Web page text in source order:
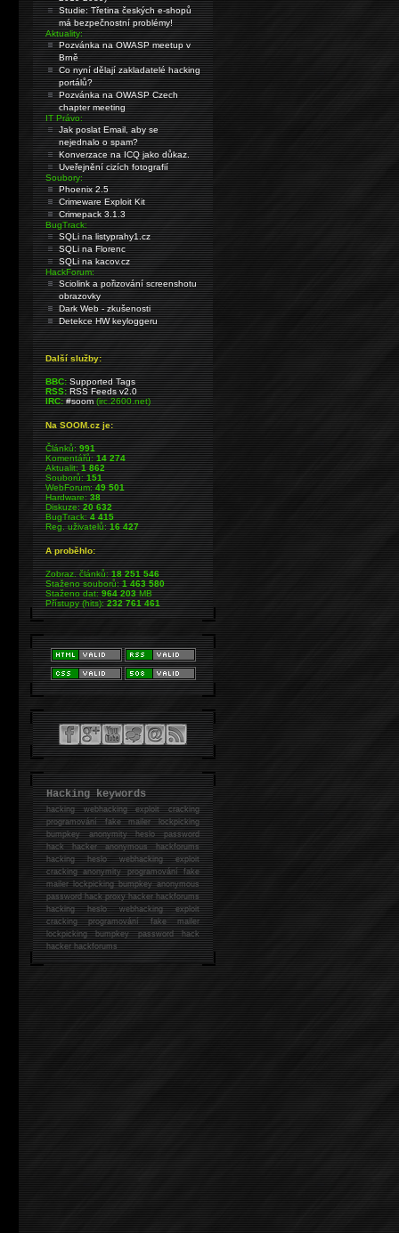
Studie: Třetina českých e-shopů
má bezpečnostní problémy!
Aktuality:
Pozvánka na OWASP meetup v
Brně
Co nyní dělají zakladatelé hacking
portálů?
Pozvánka na OWASP Czech
chapter meeting
IT Právo:
Jak poslat Email, aby se
nejednalo o spam?
Konverzace na ICQ jako důkaz.
Uveřejnění cizích fotografií
Soubory:
Phoenix 2.5
Crimeware Exploit Kit
Crimepack 3.1.3
BugTrack:
SQLi na listyprahy1.cz
SQLi na Florenc
SQLi na kacov.cz
HackForum:
Sciolink a pořizování screenshotu
obrazovky
Dark Web - zkušenosti
Detekce HW keyloggeru
Další služby:
BBC: Supported Tags
RSS: RSS Feeds v2.0
IRC: #soom(irc.2600.net)
Na SOOM.cz je:
Článků:991
Komentářů:14 274
Aktualit:1 862
Souborů:151
WebForum:49 501
Hardware:38
Diskuze:20 632
BugTrack:4 415
Reg. uživatelů:16 427
A proběhlo:
Zobraz. článků:18 251 546
Staženo souborů:1 463 580
Staženo dat:964 203MB
Přístupy (hits):232 761 461
Hacking keywords
hackingwebhacking exploit cracking
programování fake mailer lockpicking
bumpkey anonymity heslo password
hackhacker anonymous hackforums
hackingheslo webhacking exploit
cracking anonymity programování fake
mailer lockpicking bumpkey anonymous
password hack proxy hacker hackforums
hacking heslo webhacking exploit
cracking programování fake mailer
lockpicking bumpkey password hack
hackerhackforums